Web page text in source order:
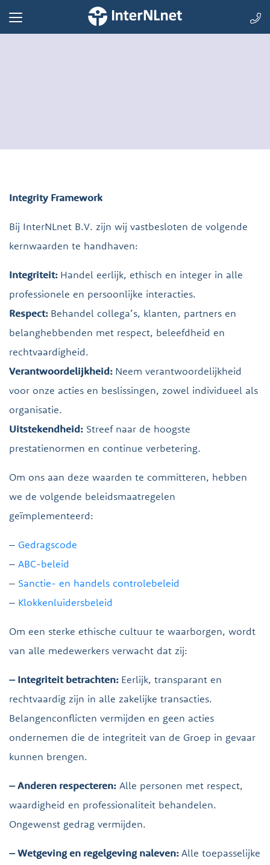
Integrity Framework
Bij InterNLnet B.V. zijn wij vastbesloten de volgende
kernwaarden te handhaven:
Integriteit: Handel eerlijk, ethisch en integer in alle
professionele en persoonlijke interacties.
Respect: Behandel collega’s, klanten, partners en
belanghebbenden met respect, beleefdheid en
rechtvaardigheid.
Verantwoordelijkheid: Neem verantwoordelijkheid
voor onze acties en beslissingen, zowel individueel als
organisatie.
Uitstekendheid: Streef naar de hoogste
prestatienormen en continue verbetering.
Om ons aan deze waarden te committeren, hebben
we de volgende beleidsmaatregelen
geïmplementeerd:
– Gedragscode
– ABC-beleid
– Sanctie- en handels controlebeleid
– Klokkenluidersbeleid
Om een sterke ethische cultuur te waarborgen, wordt
van alle medewerkers verwacht dat zij:
– Integriteit betrachten: Eerlijk, transparant en
rechtvaardig zijn in alle zakelijke transacties.
Belangenconflicten vermijden en geen acties
ondernemen die de integriteit van de Groep in gevaar
kunnen brengen.
– Anderen respecteren: Alle personen met respect,
waardigheid en professionaliteit behandelen.
Ongewenst gedrag vermijden.
– Wetgeving en regelgeving naleven:Alle toepasselijke